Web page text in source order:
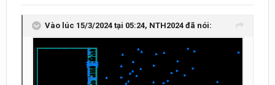
Vào lúc 15/3/2024 tại 05:24, NTH2024 đã nói: